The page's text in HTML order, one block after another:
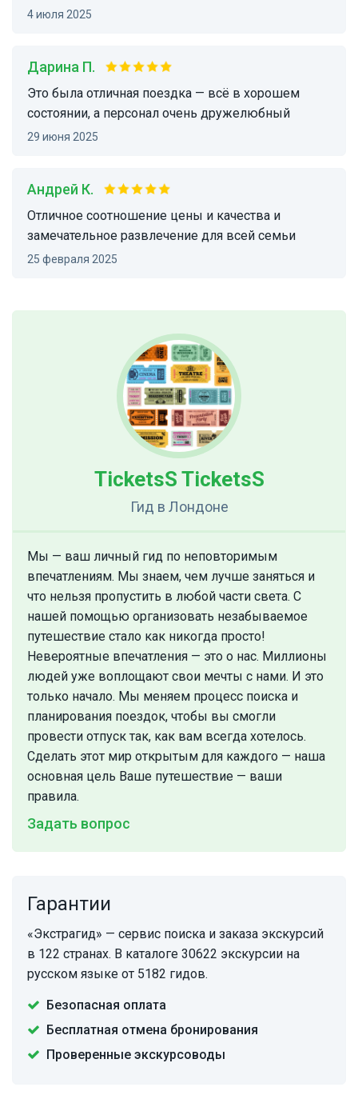
4 июля 2025
Дарина П.
Это была отличная поездка — всё в хорошем
состоянии, а персонал очень дружелюбный
29 июня 2025
Андрей К.
Отличное соотношение цены и качества и
замечательное развлечение для всей семьи
25 февраля 2025
TicketsS TicketsS
Гид в Лондоне
Мы — ваш личный гид по неповторимым
впечатлениям. Мы знаем, чем лучше заняться и
что нельзя пропустить в любой части света. С
нашей помощью организовать незабываемое
путешествие стало как никогда просто!
Невероятные впечатления — это о нас. Миллионы
людей уже воплощают свои мечты с нами. И это
только начало. Мы меняем процесс поиска и
планирования поездок, чтобы вы смогли
провести отпуск так, как вам всегда хотелось.
Сделать этот мир открытым для каждого — наша
основная цель Ваше путешествие — ваши
правила.
Задать вопрос
Гарантии
«Экстрагид» — сервис поиска и заказа экскурсий
в 122 странах. В каталоге 30622 экскурсии на
русском языке от 5182 гидов.
Безопасная оплата
Бесплатная отмена бронирования
Проверенные экскурсоводы